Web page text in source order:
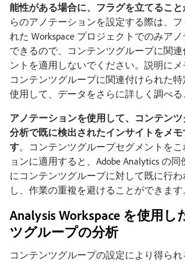
能性がある場合に、フラグを立てるこ
らのアノテーションを設定する際は、
れた Workspace プロジェクトでのみア
できるので、コンテンツグループに関
ントを適用しないでください。説明にメ
コンテンツグループに関連付けられた
使用して、データをさらに詳しく調べる
アノテーションを使用して、コンテン
分析で既に検出されたインサイトをメ
す。コンテンツグループセグメントを
ョンに適用すると、Adobe Analytics の
にコンテンツグループに対して既に行
し、作業の重複を避けることができます
Analysis Workspace を使用
ツグループの分析
コンテンツグループの設定により得られ